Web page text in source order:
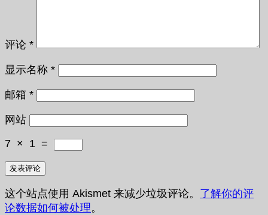
评论 *
显示名称 *
邮箱 *
网站
7 × 1 =
这个站点使用 Akismet 来减少垃圾评论。 了解你的评
论数据如何被处理。